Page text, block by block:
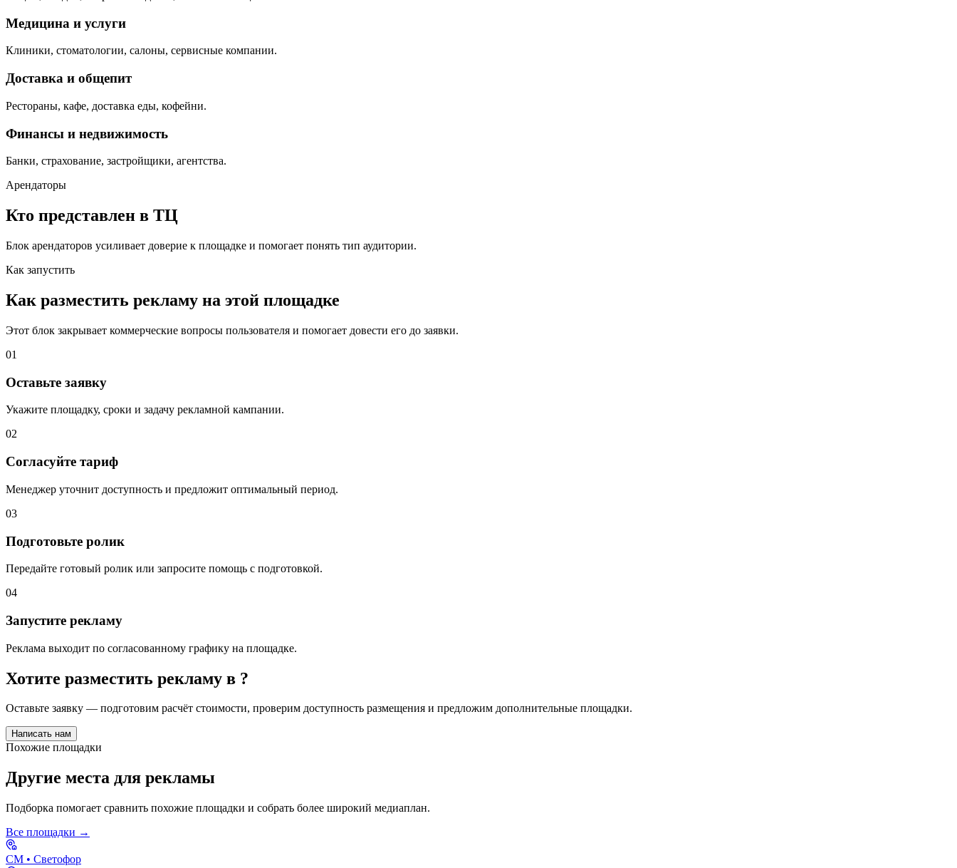
Медицина и услуги
Клиники, стоматологии, салоны, сервисные компании.
Доставка и общепит
Рестораны, кафе, доставка еды, кофейни.
Финансы и недвижимость
Банки, страхование, застройщики, агентства.
Арендаторы
Кто представлен в ТЦ
Блок арендаторов усиливает доверие к площадке и помогает понять тип аудитории.
Как запустить
Как разместить рекламу на этой площадке
Этот блок закрывает коммерческие вопросы пользователя и помогает довести его до заявки.
01
Оставьте заявку
Укажите площадку, сроки и задачу рекламной кампании.
02
Согласуйте тариф
Менеджер уточнит доступность и предложит оптимальный период.
03
Подготовьте ролик
Передайте готовый ролик или запросите помощь с подготовкой.
04
Запустите рекламу
Реклама выходит по согласованному графику на площадке.
Хотите разместить рекламу в ?
Оставьте заявку — подготовим расчёт стоимости, проверим доступность размещения и предложим дополнительные площадки.
Написать нам
Похожие площадки
Другие места для рекламы
Подборка помогает сравнить похожие площадки и собрать более широкий медиаплан.
Все площадки →
СМ • Светофор